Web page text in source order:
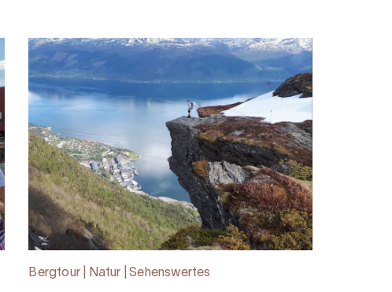
Bergtour | Natur | Sehenswertes